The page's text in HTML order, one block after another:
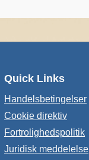
Quick Links
Handelsbetingelser
Cookie direktiv
Fortrolighedspolitik
Juridisk meddelelse